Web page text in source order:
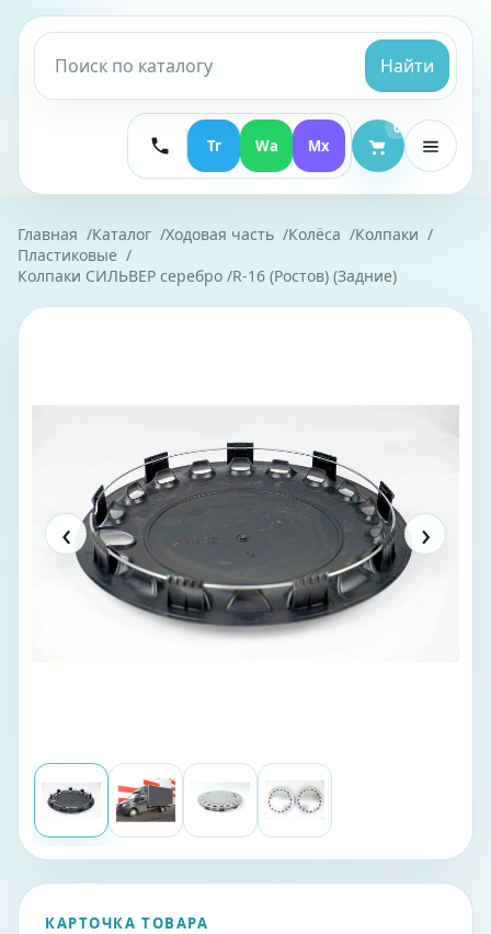
Найти
Тг Wa Mx
0
Главная Каталог Ходовая часть Колёса
Колпаки
Пластиковые
Колпаки СИЛЬВЕР серебро /R-16 (Ростов) (Задние)
‹ ›
КАРТОЧКА ТОВАРА